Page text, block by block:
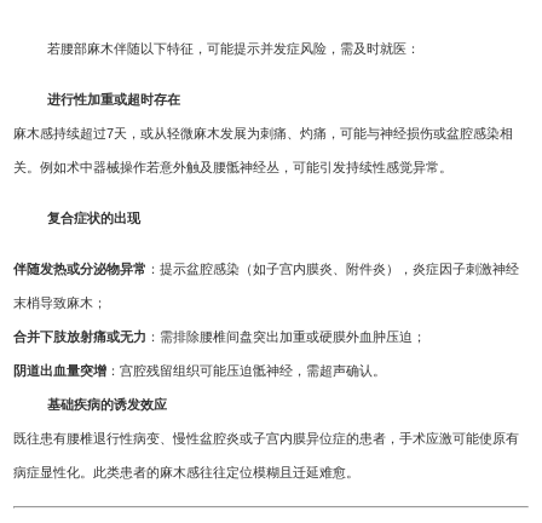
若腰部麻木伴随以下特征，可能提示并发症风险，需及时就医：
进行性加重或超时存在
麻木感持续超过7天，或从轻微麻木发展为刺痛、灼痛，可能与神经损伤或盆腔感染相
关。例如术中器械操作若意外触及腰骶神经丛，可能引发持续性感觉异常。
复合症状的出现
伴随发热或分泌物异常 ：提示盆腔感染（如子宫内膜炎、附件炎），炎症因子刺激神经
末梢导致麻木；
合并下肢放射痛或无力 ：需排除腰椎间盘突出加重或硬膜外血肿压迫；
阴道出血量突增 ：宫腔残留组织可能压迫骶神经，需超声确认。
基础疾病的诱发效应
既往患有腰椎退行性病变、慢性盆腔炎或子宫内膜异位症的患者，手术应激可能使原有
病症显性化。此类患者的麻木感往往定位模糊且迁延难愈。